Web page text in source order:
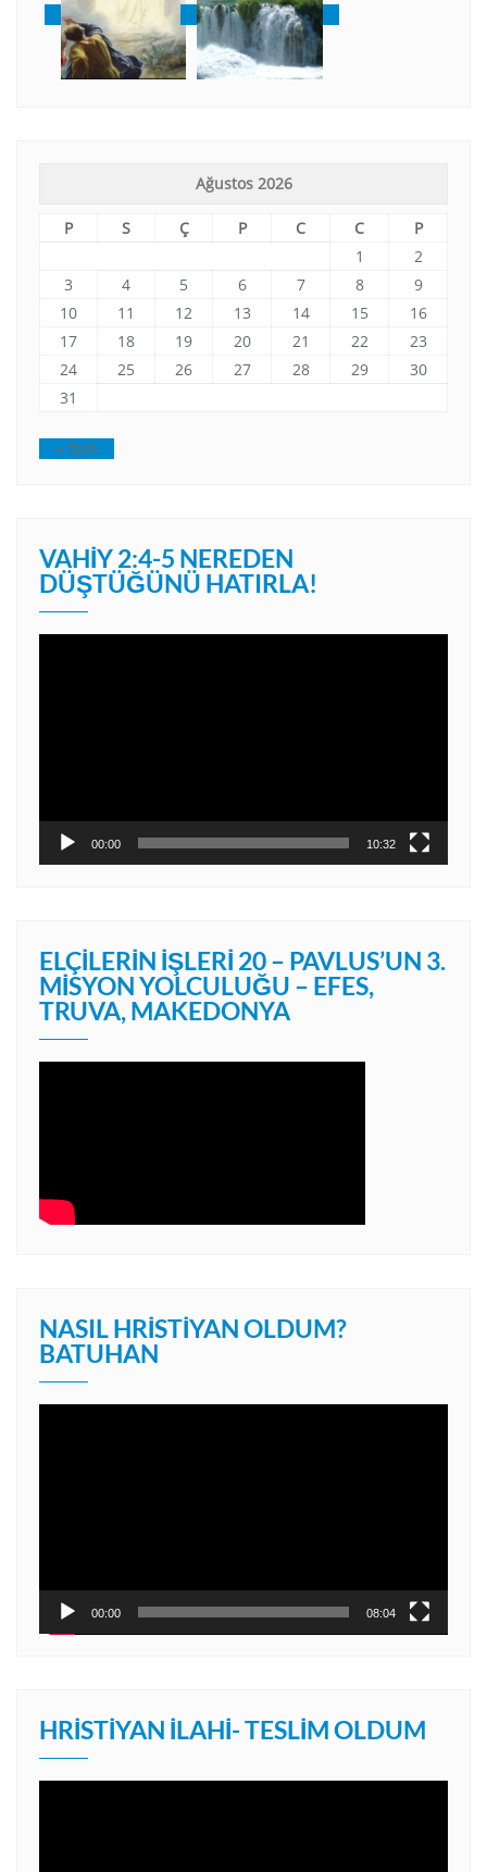
Ağustos 2026
P S Ç P C C
P
1
2
3
4 5 6 7 8
9
10
11 12 13 14 15
16
17
18 19 20 21 22
23
24
25 26 27 28 29
30
31
« Tem
VAHIY 2:4-5 NEREDEN
DÜŞTÜĞÜNÜ HATIRLA!
00:00 10:32
ELÇILERIN İŞLERI 20 – PAVLUS’UN 3.
MISYON YOLCULUĞU – EFES,
TRUVA, MAKEDONYA
NASIL HRISTIYAN OLDUM?
BATUHAN
00:00 08:04
HRISTIYAN İLAHI- TESLIM OLDUM